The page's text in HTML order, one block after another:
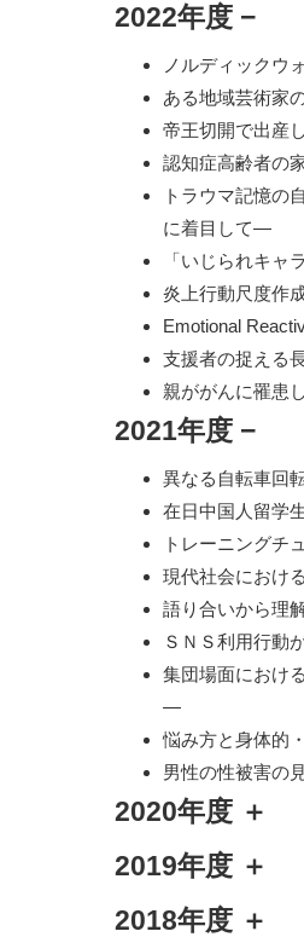
2022年度 −
ノルディックウ
ある地域芸術家
帝王切開で出産
認知症高齢者の
トラウマ記憶の
に着目して―
「いじられキ
炎上行動尺度作
Emotional
支援者の捉える
親ががんに罹患
2021年度 −
異なる自転車回
在日中国人留学
トレーニングチ
現代社会におけ
語り合いから理
ＳＮＳ利用行動
集団場面におけ
―
悩み方と身体的
男性の性被害の
2020年度 ＋
2019年度 ＋
2018年度 ＋